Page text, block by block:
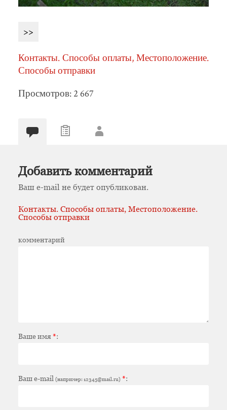
>>
Контакты. Способы оплаты, Местоположение.
Способы отправки
Просмотров: 2 667
Добавить комментарий
Ваш e-mail не будет опубликован.
Контакты. Способы оплаты, Местоположение.
Способы отправки
комментарий
Ваше имя*:
Ваш e-mail (например: 12345@mail.ru) *: